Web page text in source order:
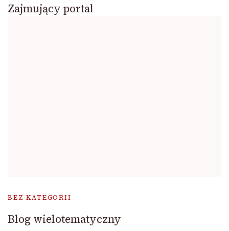
Zajmujący portal
BEZ KATEGORII
Blog wielotematyczny